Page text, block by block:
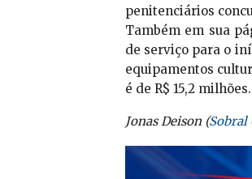
penitenciários
Também em sua
de serviço para o
equipamentos
é de R$ 15,2 milhões.
Jonas Deison (Sobral